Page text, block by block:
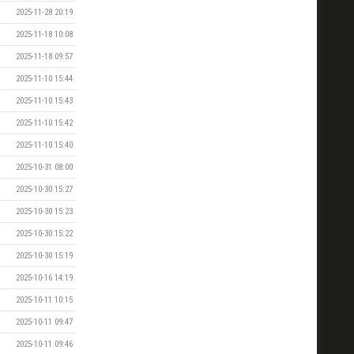
2025-11-28 20:19
2025-11-18 10:08
2025-11-18 09:57
2025-11-10 15:44
2025-11-10 15:43
2025-11-10 15:42
2025-11-10 15:40
2025-10-31 08:00
2025-10-30 15:27
2025-10-30 15:23
2025-10-30 15:22
2025-10-30 15:19
2025-10-16 14:19
2025-10-11 10:15
2025-10-11 09:47
2025-10-11 09:46